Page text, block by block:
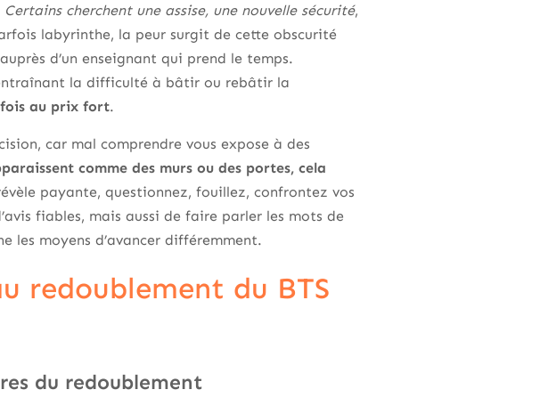
Certains cherchent une assise, une nouvelle sécurité,
labyrinthe, la peur surgit de cette obscurité
d’un enseignant qui prend le temps.
la difficulté à bâtir ou rebâtir la
au prix fort.
car mal comprendre vous expose à des
comme des murs ou des portes, cela
payante, questionnez, fouillez, confrontez vos
fiables, mais aussi de faire parler les mots de
les moyens d’avancer différemment.
redoublement du BTS
du redoublement